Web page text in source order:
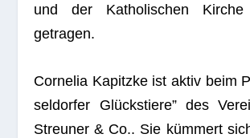
und der Katho­li­schen Kir­che
getragen.
Cor­ne­lia Kapitzke ist aktiv beim
sel­dor­fer Glücks­tiere” des
Streu­ner & Co.. Sie küm­mert